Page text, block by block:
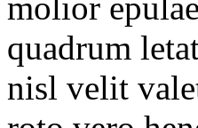
molior
quadrum
nisl velit